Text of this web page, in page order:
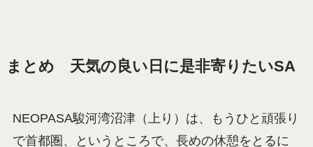
SAでも下りのドッグランは大きく
下り方面SAにはゴージャストイレ
もペットパラダイスもありません